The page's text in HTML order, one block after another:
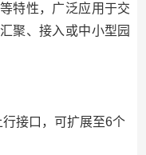
特性，广泛应用于交
聚、接入或中小型园
接口，可扩展至6个